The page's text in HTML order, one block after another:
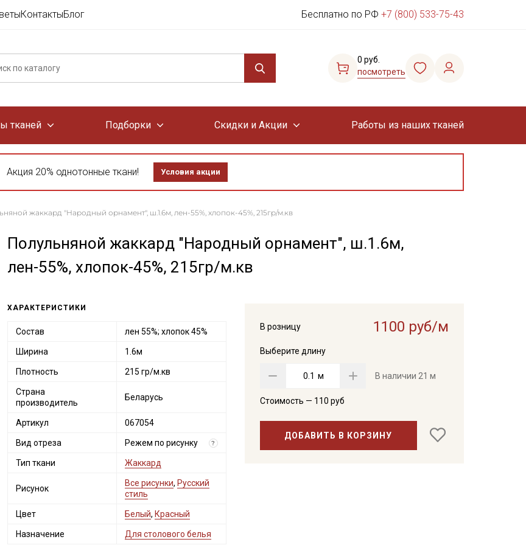
КонтактыБлог Бесплатно по РФ +7 (800) 533-75-43
0 руб.
посмотреть
тканей Подборки Скидки и Акции Работы из наших тканей
Акция 20% однотонные ткани! Условия акции
жаккард "Народный орнамент", ш.1.6м, лен-55%, хлопок-45%, 215гр/м.кв
Полульняной жаккард "Народный орнамент", ш.1.6м,
лен-55%, хлопок-45%, 215гр/м.кв
В розницу 1100 руб/м
Выберите длину
м В наличии 21 м
Стоимость — 110 руб
ДОБАВИТЬ В КОРЗИНУ
ХАРАКТЕРИСТИКИ
Состав лен 55%; хлопок 45%
Ширина 1.6м
Плотность 215 гр/м.кв
Страна
производитель
Беларусь
Артикул 067054
Вид отреза Режем по рисунку ?
Тип ткани Жаккард
Рисунок
Все рисунки, Русский
стиль
Цвет Белый, Красный
Назначение Для столового белья